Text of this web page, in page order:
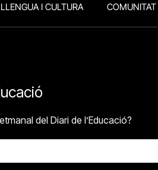
LLENGUA I CULTURA COMUNITAT